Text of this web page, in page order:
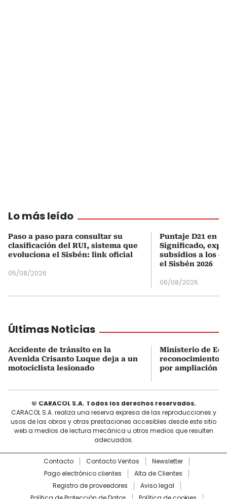
Lo más leído
Paso a paso para consultar su
clasificación del RUI, sistema que
evoluciona el Sisbén: link oficial
05/08/2026
Puntaje D21 en
Significado,
subsidios a los
el Sisbén 2026
06/08/2026
Últimas Noticias
Accidente de tránsito en la
Avenida Crisanto Luque deja a un
motociclista lesionado
Ministerio de
reconocimiento
por ampliación
© CARACOL S.A. Todos los derechos reservados.
CARACOL S.A. realiza una reserva expresa de las reproducciones y
usos de las obras y otras prestaciones accesibles desde este sitio
web a medios de lectura mecánica u otros medios que resulten
adecuados.
Contacto Contacto Ventas
Newsletter
Pago electrónico clientes
Alta de Clientes
Registro de proveedores
Aviso legal